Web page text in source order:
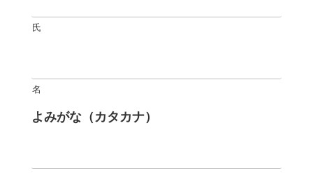
氏
名
よみがな（カタカナ）